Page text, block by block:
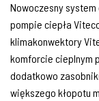
Nowoczesny
pompie ciepła
klimakonwektory
komforcie cieplnym
dodatkowo
większego kłopotu